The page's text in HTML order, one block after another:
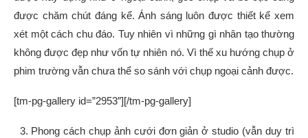
được chăm chút đáng kể. Ánh sáng luôn được thiết kế xem
xét một cách chu đáo. Tuy nhiên vì những gì nhân tạo thường
không được đẹp như vốn tự nhiên nó. Vì thế xu hướng chụp ở
phim trường vẫn chưa thể so sánh với chụp ngoại cảnh được.
[tm-pg-gallery id=”2953″][/tm-pg-gallery]
Phong cách chụp ảnh cưới đơn giản ở studio (vẫn duy trì